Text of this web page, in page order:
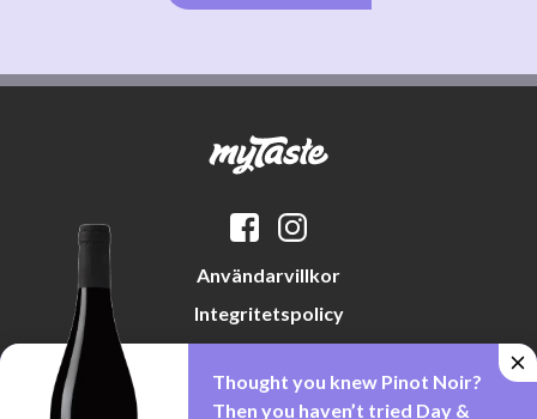
Användarvillkor
Integritetspolicy
Cookiepolicy
Thought you knew Pinot Noir?
Then you haven’t tried Day &